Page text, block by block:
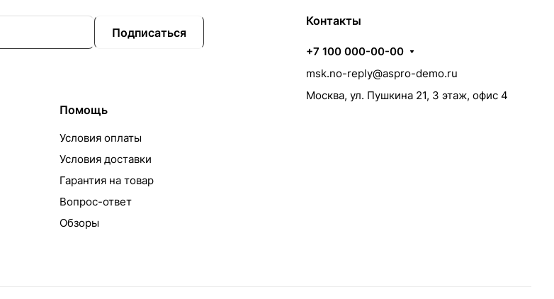
Подписаться
Помощь
Условия оплаты
Условия доставки
Гарантия на товар
Вопрос-ответ
Обзоры
Контакты
+7 100 000-00-00
msk.no-reply@aspro-demo.ru
Москва, ул. Пушкина 21, 3 этаж, офис 4